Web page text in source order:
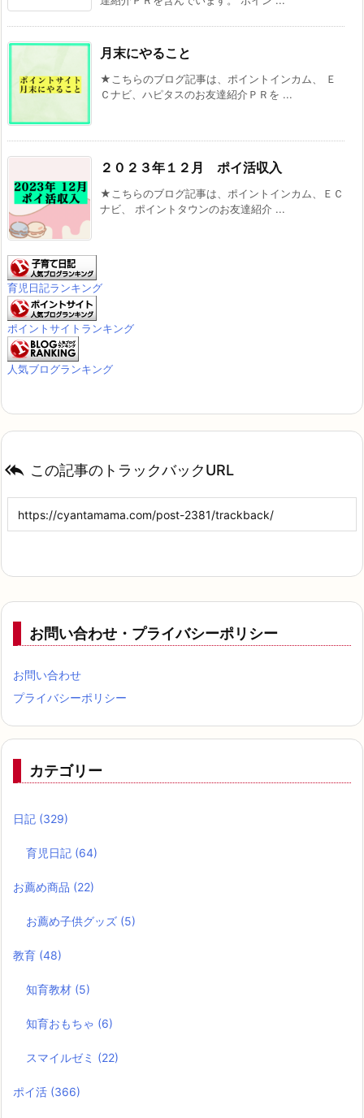
月末にやること
★こちらのブログ記事は、ポイントインカム、 Ｅ
Ｃナビ、ハピタスのお友達紹介ＰＲを ...
２０２３年１２月 ポイ活収入
★こちらのブログ記事は、ポイントインカム、ＥＣ
ナビ、 ポイントタウンのお友達紹介 ...
育児日記ランキング
ポイントサイトランキング
人気ブログランキング
 この記事のトラックバックURL
お問い合わせ・プライバシーポリシー
お問い合わせ
プライバシーポリシー
カテゴリー
日記 (329)
育児日記 (64)
お薦め商品 (22)
お薦め子供グッズ (5)
教育 (48)
知育教材 (5)
知育おもちゃ (6)
スマイルゼミ (22)
ポイ活 (366)